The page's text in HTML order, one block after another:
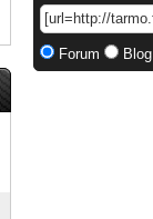
Forum